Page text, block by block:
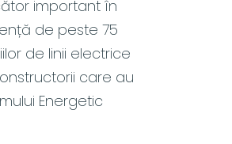
important în
de peste 75
de linii electrice
care au
Energetic